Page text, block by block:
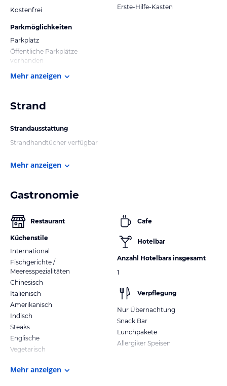
Kostenfrei
Parkmöglichkeiten
Parkplatz
Öffentliche Parkplätze
vorhanden
Erste-Hilfe-Kasten
Mehr anzeigen
Strand
Strandausstattung
Strandhandtücher verfügbar
Mehr anzeigen
Gastronomie
Restaurant
Küchenstile
International
Fischgerichte /
Meeresspezialitäten
Chinesisch
Italienisch
Amerikanisch
Indisch
Steaks
Englische
Vegetarisch
Cafe
Hotelbar
Anzahl Hotelbars insgesamt
1
Verpflegung
Nur Übernachtung
Snack Bar
Lunchpakete
Allergiker Speisen
Mehr anzeigen